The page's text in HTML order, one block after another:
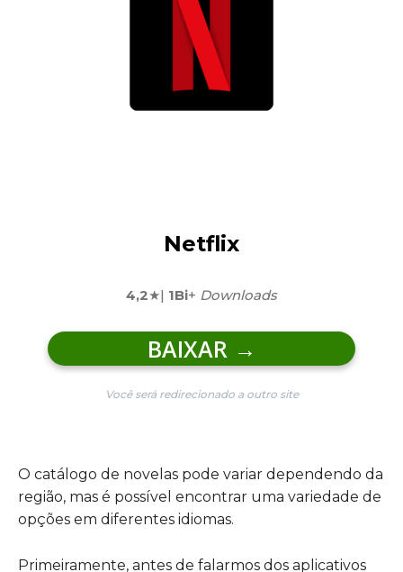
Netflix
4,2★| 1Bi+ Downloads
BAIXAR →
Você será redirecionado a outro site
O catálogo de novelas pode variar dependendo da
região, mas é possível encontrar uma variedade de
opções em diferentes idiomas.
Primeiramente, antes de falarmos dos aplicativos